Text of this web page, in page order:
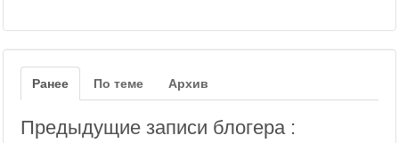
Ранее По теме Архив
Предыдущие записи блогера :